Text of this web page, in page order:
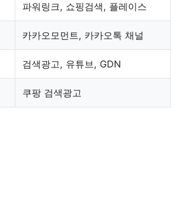
파워링크, 쇼핑검색, 플레이스
카카오모먼트, 카카오톡 채널
검색광고, 유튜브, GDN
쿠팡 검색광고